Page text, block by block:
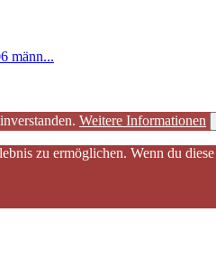
männ...
Weitere Informationen
zu ermöglichen. Wenn du